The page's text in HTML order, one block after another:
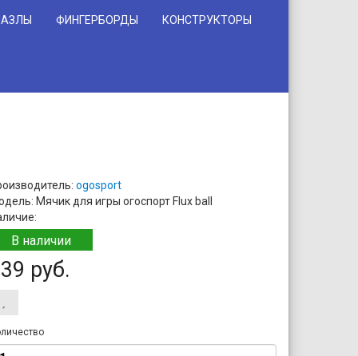
ФИНГЕРБОРДЫ КОНСТРУКТОРЫ
ogosport
Мячик для игры огоспорт Flux ball
В наличии
руб.